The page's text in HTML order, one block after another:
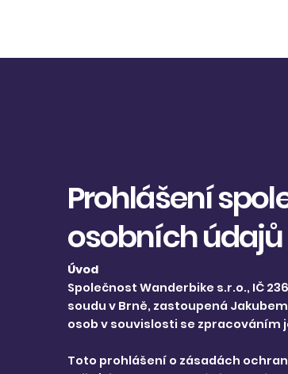
Prohlášení
osobních údajů
Úvod
Společnost Wanderbike s.r.o., IČ
soudu v Brně, zastoupená
osob v souvislosti se zpracováním
Toto prohlášení o zásadách